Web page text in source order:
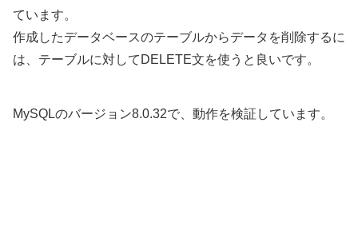
ています。
作成したデータベースのテーブルからデータを削除するに
は、テーブルに対してDELETE文を使うと良いです。
MySQLのバージョン8.0.32で、動作を検証しています。